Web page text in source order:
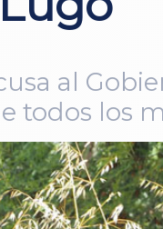
al
todos los